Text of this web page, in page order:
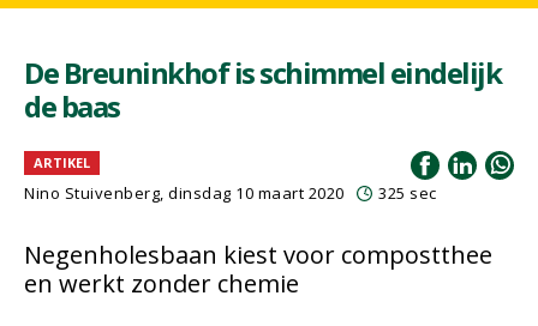
De Breuninkhof is schimmel eindelijk
de baas
ARTIKEL
Nino Stuivenberg, dinsdag 10 maart 2020 325 sec
Negenholesbaan kiest voor compostthee
en werkt zonder chemie